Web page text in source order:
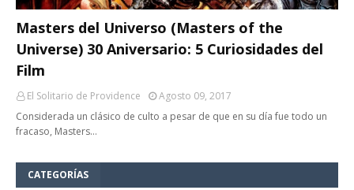
Masters del Universo (Masters of the
Universe) 30 Aniversario: 5 Curiosidades del
Film
El Solitario de Providence
Agosto 09, 2017
Considerada un clásico de culto a pesar de que en su día fue todo un
fracaso, Masters…
CATEGORÍAS